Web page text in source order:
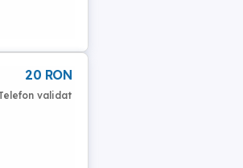
20 RON
validat